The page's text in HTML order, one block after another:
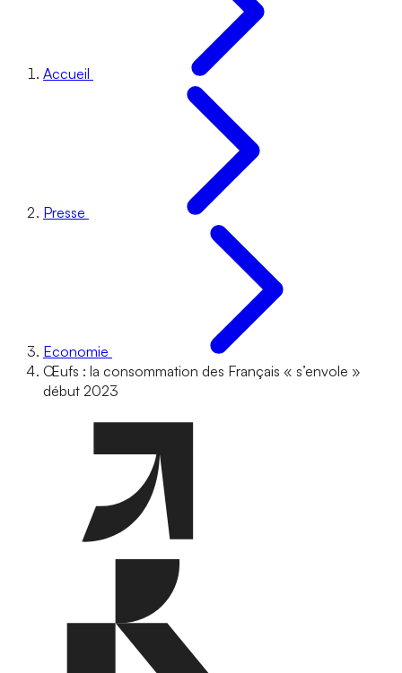
Accueil
Presse
Economie
Œufs : la consommation des Français « s’envole »
début 2023